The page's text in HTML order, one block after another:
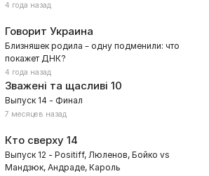
4 года назад
Говорит Украина
Близняшек родила – одну подменили: что
покажет ДНК?
4 года назад
Зважені та щасливі 10
Выпуск 14 - Финал
7 месяцев назад
Кто сверху14
Выпуск 12 - Positiff, Люленов, Бойко vs
Мандзюк, Андраде, Кароль